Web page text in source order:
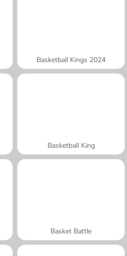
Basketball Kings 2024
Basketball King
Basket Battle